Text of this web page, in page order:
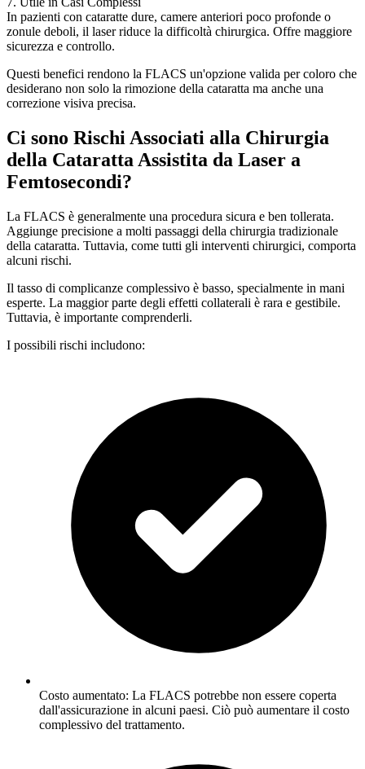
In pazienti con cataratte dure, camere anteriori poco profonde o
zonule deboli, il laser riduce la difficoltà chirurgica. Offre maggiore
sicurezza e controllo.
Questi benefici rendono la FLACS un'opzione valida per coloro che
desiderano non solo la rimozione della cataratta ma anche una
correzione visiva precisa.
Ci sono Rischi Associati alla Chirurgia
della Cataratta Assistita da Laser a
Femtosecondi?
La FLACS è generalmente una procedura sicura e ben tollerata.
Aggiunge precisione a molti passaggi della chirurgia tradizionale
della cataratta. Tuttavia, come tutti gli interventi chirurgici, comporta
alcuni rischi.
Il tasso di complicanze complessivo è basso, specialmente in mani
esperte. La maggior parte degli effetti collaterali è rara e gestibile.
Tuttavia, è importante comprenderli.
I possibili rischi includono:
Costo aumentato: La FLACS potrebbe non essere coperta
dall'assicurazione in alcuni paesi. Ciò può aumentare il costo
complessivo del trattamento.